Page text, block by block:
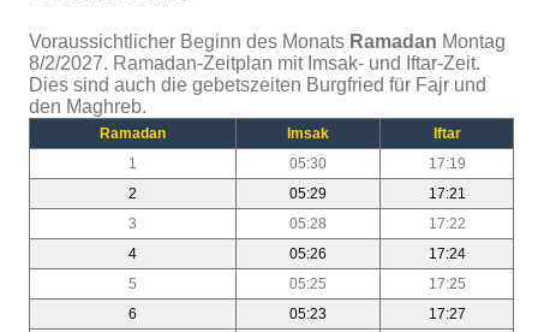
Voraussichtlicher Beginn des Monats Ramadan Montag
8/2/2027. Ramadan-Zeitplan mit Imsak- und Iftar-Zeit.
Dies sind auch die gebetszeiten Burgfried für Fajr und
den Maghreb.
Ramadan Imsak
Iftar
1
05:30
17:19
2
05:29
17:21
3
05:28
17:22
4
05:26
17:24
5
05:25
17:25
6
05:23
17:27